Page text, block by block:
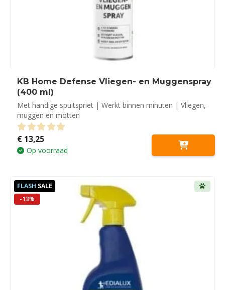
KB Home Defense Vliegen- en Muggenspray
(400 ml)
Met handige spuitspriet | Werkt binnen minuten | Vliegen,
muggen en motten
0 out of 5
€ 13,25
Op voorraad
FLASH SALE
-13%